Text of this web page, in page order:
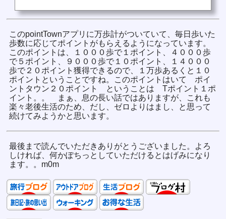
このpointTownアプリに万歩計がついていて、毎日歩いた
歩数に応じてポイントがもらえるようになっています。
このポイントは、１０００歩で１ポイント、４０００歩
で５ポイント、９０００歩で１０ポイント、１４０００
歩で２０ポイント獲得できるので、１万歩あるくと１０
ポイントということですね。このポイントはいて ポイ
ントタウン２０ポイント ということは Tポイント１ポ
イント。。 まぁ、息の長い話ではありますが、これも
楽々老後生活のため、だし、ゼロよりはまし、と思って
続けてみようかと思います。
最後まで読んでいただきありがとうございました。よろ
しければ、何かぽちっとしていただけるとはげみになり
ます。。m0m